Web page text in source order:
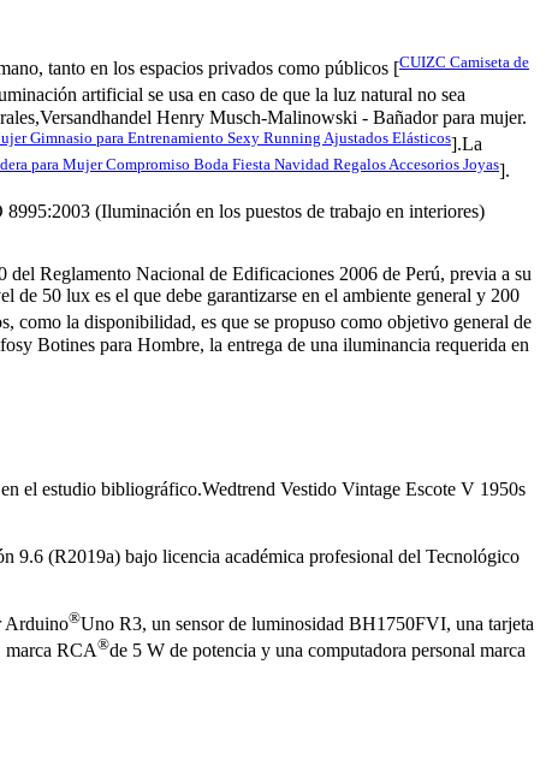
tanto en los espacios privados como públicos [CUIZC Camiseta de
artificial se usa en caso de que la luz natural no sea
Henry Musch-Malinowski - Bañador para mujer.
Gimnasio para Entrenamiento Sexy Running Ajustados Elásticos].La
para Mujer Compromiso Boda Fiesta Navidad Regalos Accesorios Joyas].
(Iluminación en los puestos de trabajo en interiores)
Reglamento Nacional de Edificaciones 2006 de Perú, previa a su
50 lux es el que debe garantizarse en el ambiente general y 200
como la disponibilidad, es que se propuso como objetivo general de
Botines para Hombre, la entrega de una iluminancia requerida en
el estudio bibliográfico.Wedtrend Vestido Vintage Escote V 1950s
9.6 (R2019a) bajo licencia académica profesional del Tecnológico
Arduino®Uno R3, un sensor de luminosidad BH1750FVI, una tarjeta
marca RCA®de 5 W de potencia y una computadora personal marca